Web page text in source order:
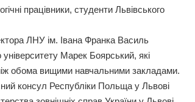
працівники, студенти Львівського
ЛНУ ім. Івана Франка Василь
Марек Боярський, які
обома вищими навчальними закладами.
консул Республіки Польща у Львові